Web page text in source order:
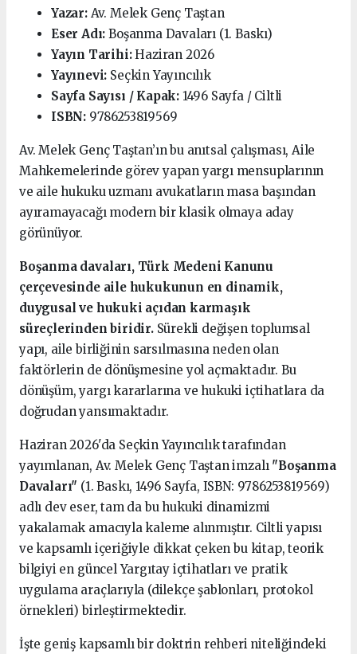
Yazar:Av. Melek Genç Taştan
Eser Adı: Boşanma Davaları (1. Baskı)
Yayın Tarihi:Haziran 2026
Yayınevi: Seçkin Yayıncılık
Sayfa Sayısı / Kapak:1496 Sayfa / Ciltli
ISBN: 9786253819569
Av. Melek Genç Taştan’ın bu anıtsal çalışması, Aile
Mahkemelerinde görev yapan yargı mensuplarının
ve aile hukuku uzmanı avukatların masa başından
ayıramayacağı modern bir klasik olmaya aday
görünüyor.
Boşanma davaları, Türk Medeni Kanunu
çerçevesinde aile hukukunun en dinamik,
duygusal ve hukuki açıdan karmaşık
süreçlerinden biridir.Sürekli değişen toplumsal
yapı, aile birliğinin sarsılmasına neden olan
faktörlerin de dönüşmesine yol açmaktadır. Bu
dönüşüm, yargı kararlarına ve hukuki içtihatlara da
doğrudan yansımaktadır.
Haziran 2026'da Seçkin Yayıncılık tarafından
yayımlanan, Av. Melek Genç Taştan imzalı "Boşanma
Davaları" (1. Baskı, 1496 Sayfa, ISBN: 9786253819569)
adlı dev eser, tam da bu hukuki dinamizmi
yakalamak amacıyla kaleme alınmıştır. Ciltli yapısı
ve kapsamlı içeriğiyle dikkat çeken bu kitap, teorik
bilgiyi en güncel Yargıtay içtihatları ve pratik
uygulama araçlarıyla (dilekçe şablonları, protokol
örnekleri) birleştirmektedir.
İşte geniş kapsamlı bir doktrin rehberi niteliğindeki